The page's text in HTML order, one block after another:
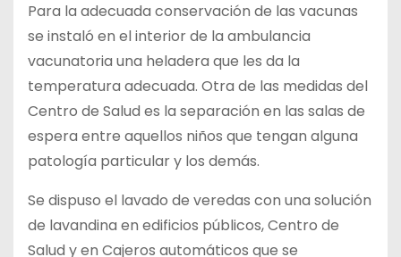
Para la adecuada conservación de las vacunas
se instaló en el interior de la ambulancia
vacunatoria una heladera que les da la
temperatura adecuada. Otra de las medidas del
Centro de Salud es la separación en las salas de
espera entre aquellos niños que tengan alguna
patología particular y los demás.
Se dispuso el lavado de veredas con una solución
de lavandina en edificios públicos, Centro de
Salud y en Cajeros automáticos que se